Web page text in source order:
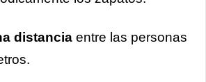
distancia entre las personas